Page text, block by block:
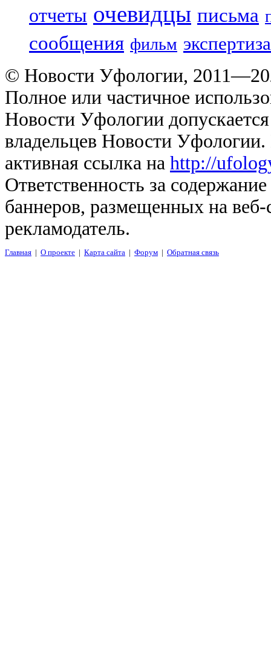
отчеты очевидцы письма
сообщения фильм экспертиза
© Новости Уфологии,
Полное или частичное
Новости Уфологии
владельцев Новости
активная ссылка на http://
Ответственность за
баннеров, размещенных на
рекламодатель.
Главная | О проекте | Карта сайта | Форум | Обратная связь